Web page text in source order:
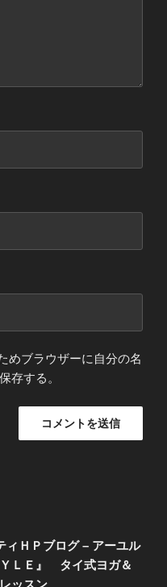
めブラウザーに自分の名
存する。
ィＨＰブログ – アーユル
ＬＥ』 タイ式ヨガ＆
ッスン